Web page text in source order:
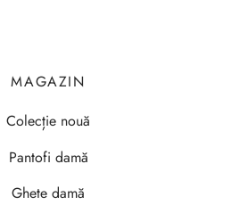
MAGAZIN
Colecție nouă
Pantofi damă
Ghete damă